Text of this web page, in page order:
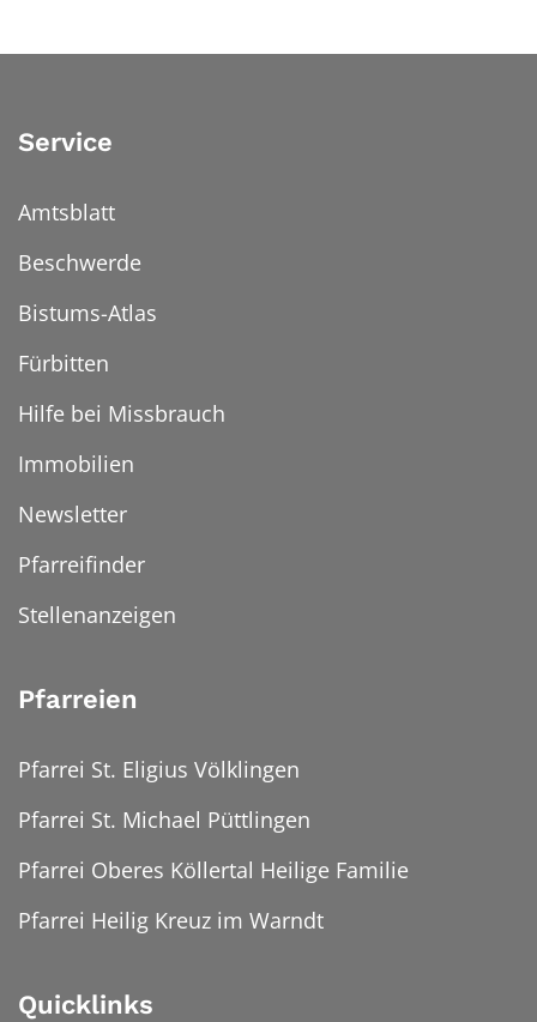
Service
Amtsblatt
Beschwerde
Bistums-Atlas
Fürbitten
Hilfe bei Missbrauch
Immobilien
Newsletter
Pfarreifinder
Stellenanzeigen
Pfarreien
Pfarrei St. Eligius Völklingen
Pfarrei St. Michael Püttlingen
Pfarrei Oberes Köllertal Heilige Familie
Pfarrei Heilig Kreuz im Warndt
Quicklinks